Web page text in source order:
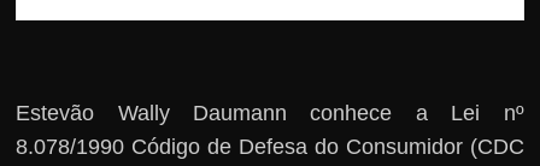
Estevão Wally Daumann conhece a Lei nº
8.078/1990 Código de Defesa do Consumidor (CDC